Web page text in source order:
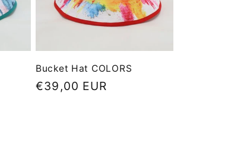
Bucket Hat COLORS
Precio
€39,00 EUR